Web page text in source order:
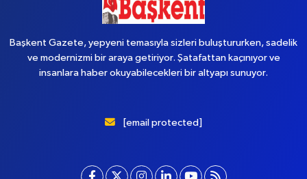
Başkent Gazete, yepyeni temasıyla sizleri buluştururken, sadelik
ve modernizmi bir araya getiriyor. Şatafattan kaçınıyor ve
insanlara haber okuyabilecekleri bir altyapı sunuyor.
[email protected]